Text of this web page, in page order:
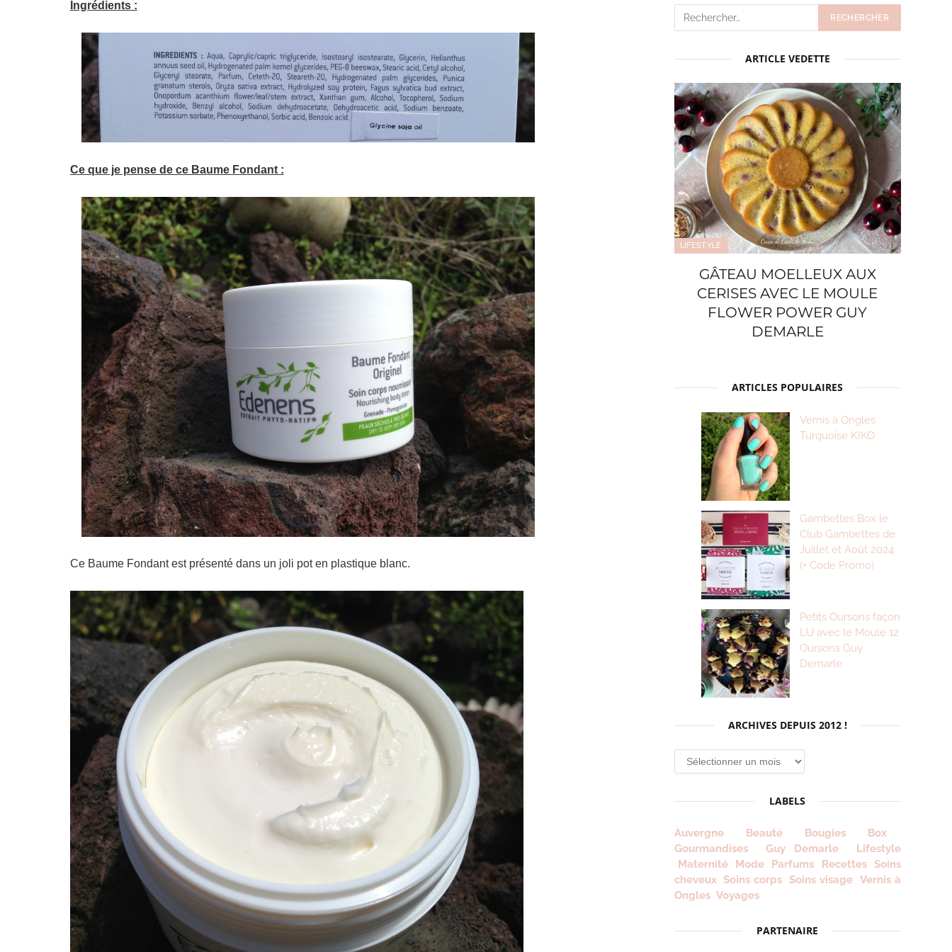
Ingrédients :
Ce que je pense de ce Baume Fondant :
Ce Baume Fondant est présenté dans un joli pot en plastique blanc.
ARTICLE VEDETTE
LIFESTYLE
GÂTEAU MOELLEUX AUX
CERISES AVEC LE MOULE
FLOWER POWER GUY
DEMARLE
ARTICLES POPULAIRES
Vernis à Ongles
Turquoise KIKO
Gambettes Box le
Club Gambettes de
Juillet et Août 2024
(+ Code Promo)
Petits Oursons façon
LU avec le Moule 12
Oursons Guy
Demarle
ARCHIVES DEPUIS 2012 !
Archives
depuis
!
LABELS
Auvergne Beauté Bougies
Box
Gourmandises
Guy Demarle
Lifestyle
Maternité
Mode Parfums Recettes Soins
cheveux Soins corps Soins visage Vernis à
Ongles Voyages
PARTENAIRE